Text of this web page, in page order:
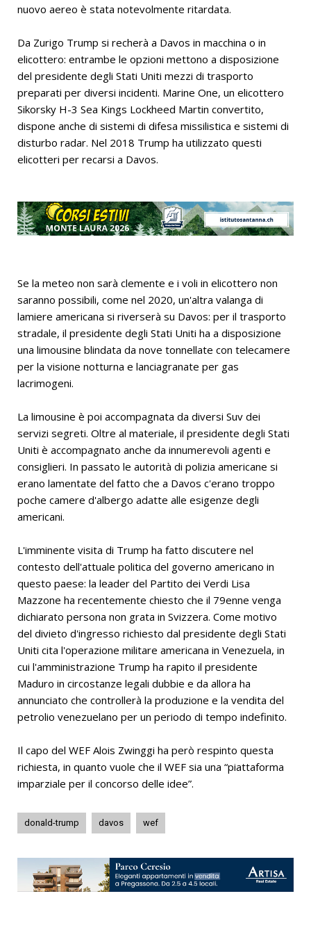
nuovo aereo è stata notevolmente ritardata.
Da Zurigo Trump si recherà a Davos in macchina o in
elicottero: entrambe le opzioni mettono a disposizione
del presidente degli Stati Uniti mezzi di trasporto
preparati per diversi incidenti. Marine One, un elicottero
Sikorsky H-3 Sea Kings Lockheed Martin convertito,
dispone anche di sistemi di difesa missilistica e sistemi di
disturbo radar. Nel 2018 Trump ha utilizzato questi
elicotteri per recarsi a Davos.
Se la meteo non sarà clemente e i voli in elicottero non
saranno possibili, come nel 2020, un'altra valanga di
lamiere americana si riverserà su Davos: per il trasporto
stradale, il presidente degli Stati Uniti ha a disposizione
una limousine blindata da nove tonnellate con telecamere
per la visione notturna e lanciagranate per gas
lacrimogeni.
La limousine è poi accompagnata da diversi Suv dei
servizi segreti. Oltre al materiale, il presidente degli Stati
Uniti è accompagnato anche da innumerevoli agenti e
consiglieri. In passato le autorità di polizia americane si
erano lamentate del fatto che a Davos c'erano troppo
poche camere d'albergo adatte alle esigenze degli
americani.
L'imminente visita di Trump ha fatto discutere nel
contesto dell'attuale politica del governo americano in
questo paese: la leader del Partito dei Verdi Lisa
Mazzone ha recentemente chiesto che il 79enne venga
dichiarato persona non grata in Svizzera. Come motivo
del divieto d'ingresso richiesto dal presidente degli Stati
Uniti cita l'operazione militare americana in Venezuela, in
cui l'amministrazione Trump ha rapito il presidente
Maduro in circostanze legali dubbie e da allora ha
annunciato che controllerà la produzione e la vendita del
petrolio venezuelano per un periodo di tempo indefinito.
Il capo del WEF Alois Zwinggi ha però respinto questa
richiesta, in quanto vuole che il WEF sia una “piattaforma
imparziale per il concorso delle idee”.
donald-trump davos wef